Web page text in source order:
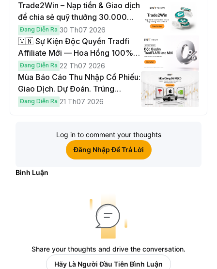
Trade2Win – Nạp tiền & Giao dịch
để chia sẻ quỹ thưởng 30.000
USDT
Đang Diễn Ra 30 Th07 2026
🇻🇳 Sự Kiện Độc Quyền Tradfi
Affiliate Mới — Hoa Hồng 100% &
Hoàn Phí Qua Đêm
Đang Diễn Ra 22 Th07 2026
Mùa Báo Cáo Thu Nhập Cổ Phiếu:
Giao Dịch. Dự Đoán. Trúng
Cybertruck!
Đang Diễn Ra 21 Th07 2026
Log in to comment your thoughts
Đăng Nhập Để Trả Lời
Bình Luận
Share your thoughts and drive the conversation.
Hãy Là Người Đầu Tiên Bình Luận